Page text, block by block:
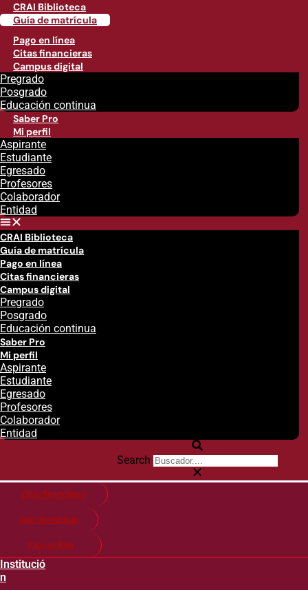
CRAI Biblioteca
Guía de matrícula
Pago en línea
Citas financieras
Campus digital
Pregrado
Posgrado
Educación continua
Saber Pro
Mi perfil
Aspirante
Estudiante
Egresado
Profesores
Colaborador
Entidad
CRAI Biblioteca
Guía de matrícula
Pago en línea
Citas financieras
Campus digital
Pregrado
Posgrado
Educación continua
Saber Pro
Mi perfil
Aspirante
Estudiante
Egresado
Profesores
Colaborador
Entidad
Search
Citas financieras
Guía de matricula
Pago en línea
Institució
n